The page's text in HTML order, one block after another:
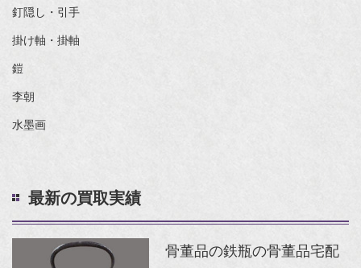
釘隠し・引手
掛け軸・掛軸
鎧
李朝
水墨画
最新の買取実績
骨董品の鉄瓶の骨董品宅配